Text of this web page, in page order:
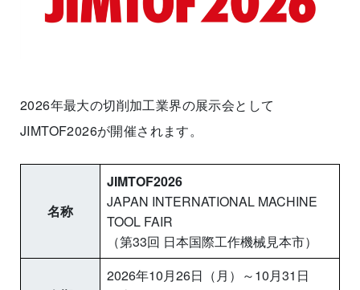
2026年最大の切削加工業界の展示会として
JIMTOF2026が開催されます。
名称
JIMTOF2026
JAPAN INTERNATIONAL MACHINE
TOOL FAIR
（第33回 日本国際工作機械見本市）
2026年10月26日（月）～10月31日